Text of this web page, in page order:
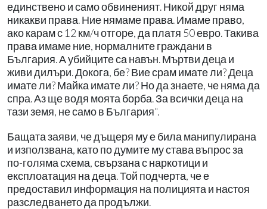
единствено и само обвиненият. Никой друг няма
никакви права. Ние нямаме права. Имаме право,
ако карам с 12 км/ч отгоре, да платя 50 евро. Такива
права имаме ние, нормалните граждани в
България. А убийците са навън. Мъртви деца и
живи дилъри. Докога, бе? Вие срам имате ли? Деца
имате ли? Майка имате ли? Но да знаете, че няма да
спра. Аз ще водя моята борба. За всички деца на
тази земя, не само в България".
Бащата заяви, че дъщеря му е била манипулирана
и използвана, като по думите му става въпрос за
по-голяма схема, свързана с наркотици и
експлоатация на деца. Той подчерта, че е
предоставил информация на полицията и настоя
разследването да продължи.